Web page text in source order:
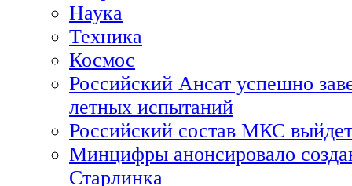
Наука
Техника
Космос
Российский Ансат успешно
летных испытаний
Российский состав МКС
Минцифры анонсировало
Старлинка